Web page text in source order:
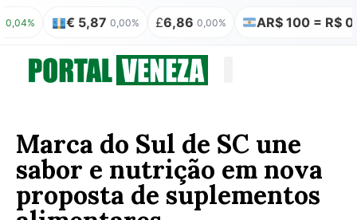
€ 5,87 0,00% £6,86 0,00% AR$ 100 = R$ 0,31
Marca do Sul de SC une
sabor e nutrição em nova
proposta de suplementos